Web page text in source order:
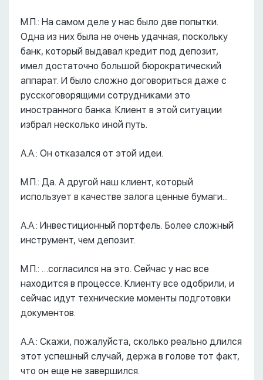
М.П.: На самом деле у нас было две попытки.
Одна из них была не очень удачная, поскольку
банк, который выдавал кредит под депозит,
имел достаточно большой бюрократический
аппарат. И было сложно договориться даже с
русскоговорящими сотрудниками это
иностранного банка. Клиент в этой ситуации
избрал несколько иной путь.
А.А.: Он отказался от этой идеи.
М.П.: Да. А другой наш клиент, который
использует в качестве залога ценные бумаги...
А.А.: Инвестиционный портфель. Более сложный
инструмент, чем депозит.
М.П.: …согласился на это. Сейчас у нас все
находится в процессе. Клиенту все одобрили, и
сейчас идут технические моменты подготовки
документов.
А.А.: Скажи, пожалуйста, сколько реально длился
этот успешный случай, держа в голове тот факт,
что он еще не завершился.